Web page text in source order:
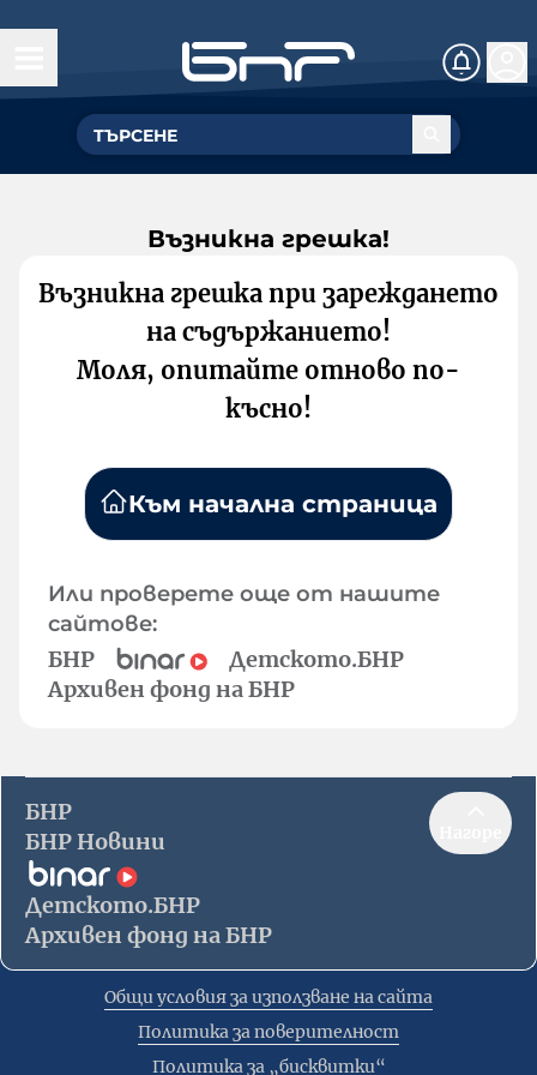
Възникна грешка!
Възникна грешка при зареждането
на съдържанието!
Моля, опитайте отново по-
късно!
Към начална страница
Или проверете още от нашите
сайтове:
БНР
Детското.БНР
Архивен фонд на БНР
БНР
БНР Новини
Детското.БНР
Архивен фонд на БНР
Общи условия за използване на сайта
Политика за поверителност
Политика за „бисквитки“